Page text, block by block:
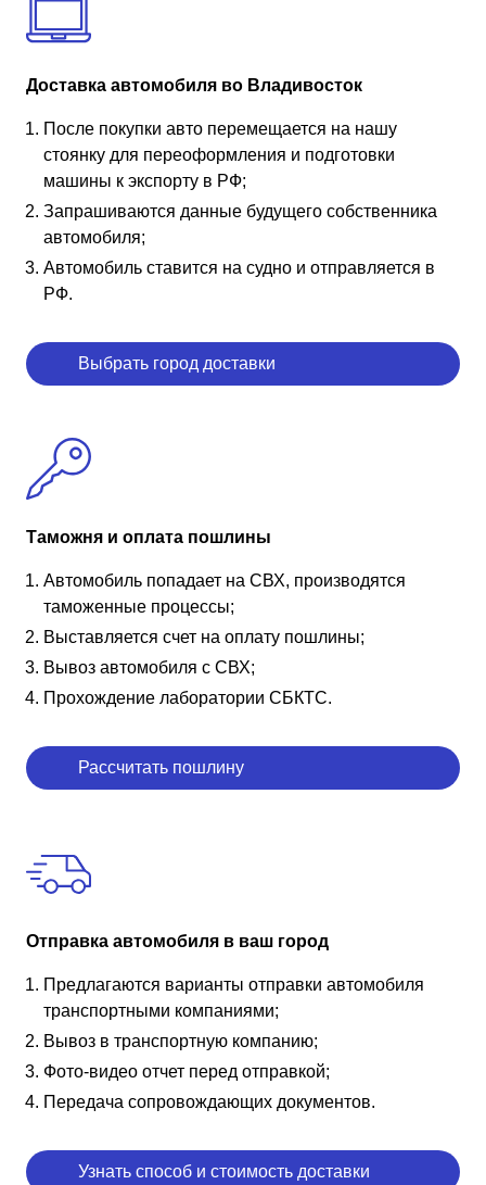
Доставка автомобиля во Владивосток
После покупки авто перемещается на нашу
стоянку для переоформления и подготовки
машины к экспорту в РФ;
Запрашиваются данные будущего собственника
автомобиля;
Автомобиль ставится на судно и отправляется в
РФ.
Выбрать город доставки
Таможня и оплата пошлины
Автомобиль попадает на СВХ, производятся
таможенные процессы;
Выставляется счет на оплату пошлины;
Вывоз автомобиля с СВХ;
Прохождение лаборатории СБКТС.
Рассчитать пошлину
Отправка автомобиля в ваш город
Предлагаются варианты отправки автомобиля
транспортными компаниями;
Вывоз в транспортную компанию;
Фото-видео отчет перед отправкой;
Передача сопровождающих документов.
Узнать способ и стоимость доставки